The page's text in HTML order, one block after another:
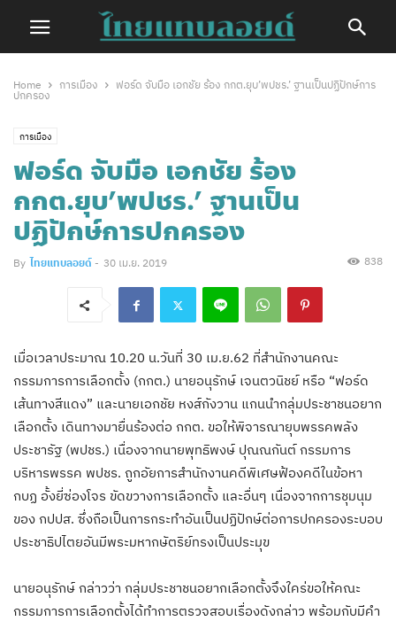
Home การเมือง
ฟอร์ด จับมือ เอกชัย ร้อง กกต.ยุบ’พปชร.’ ฐานเป็นปฏิปักษ์การ
ปกครอง
การเมือง
ฟอร์ด จับมือ เอกชัย ร้อง
กกต.ยุบ’พปชร.’ ฐานเป็น
ปฏิปักษ์การปกครอง
By ไทยแทบลอยด์ - 30 เม.ย. 2019 838
เมื่อเวลาประมาณ 10.20 น.วันที่ 30 เม.ย.62 ที่สำนักงานคณะ
กรรมการการเลือกตั้ง (กกต.) นายอนุรักษ์ เจนตวนิชย์ หรือ “ฟอร์ด
เส้นทางสีแดง” และนายเอกชัย หงส์กังวาน แกนนำกลุ่มประชาชนอยาก
เลือกตั้ง เดินทางมายื่นร้องต่อ กกต. ขอให้พิจารณายุบพรรคพลัง
ประชารัฐ (พปชร.) เนื่องจากนายพุทธิพงษ์ ปุณณกันต์ กรรมการ
บริหารพรรค พปชร. ถูกอัยการสำนักงานคดีพิเศษฟ้องคดีในข้อหา
กบฏ อั้งยี่ซ่องโจร ขัดขวางการเลือกตั้ง และอื่นๆ เนื่องจากการชุมนุม
ของ กปปส. ซึ่งถือเป็นการกระทำอันเป็นปฏิปักษ์ต่อการปกครองระบอบ
ประชาธิปไตยอันมีพระมหากษัตริย์ทรงเป็นประมุข
นายอนุรักษ์ กล่าวว่า กลุ่มประชาชนอยากเลือกตั้งจึงใคร่ขอให้คณะ
กรรมการการเลือกตั้งได้ทำการตรวจสอบเรื่องดังกล่าว พร้อมกับมีคำ